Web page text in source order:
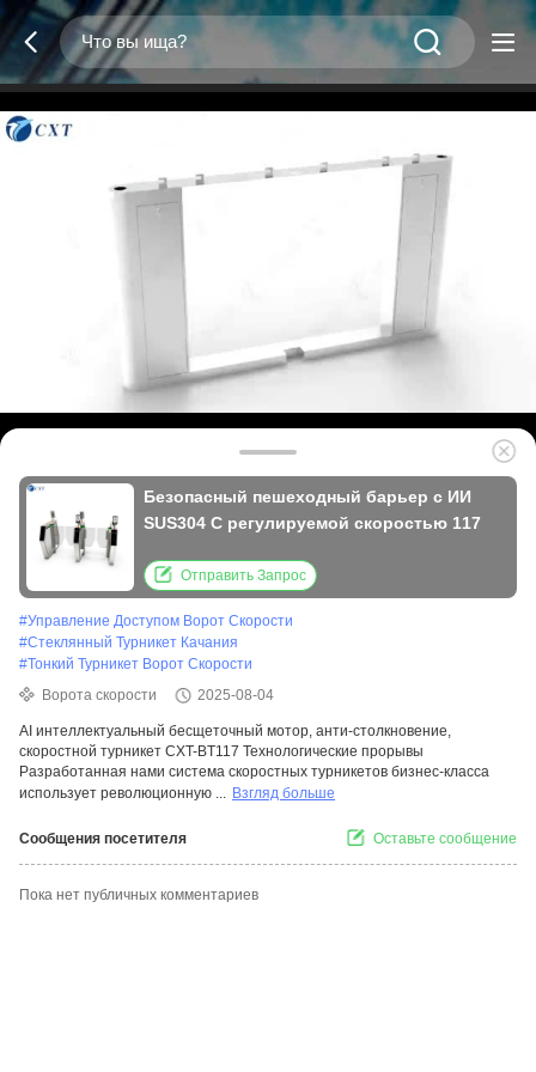
Безопасный пешеходный барьер с ИИ
SUS304 С регулируемой скоростью 117
Отправить Запрос
#Управление Доступом Ворот Скорости
#Стеклянный Турникет Качания
#Тонкий Турникет Ворот Скорости
Ворота скорости
2025-08-04
AI интеллектуальный бесщеточный мотор, анти-столкновение,
скоростной турникет CXT-BT117 Технологические прорывы
Разработанная нами система скоростных турникетов бизнес-класса
использует революционную ... Взгляд больше
Сообщения посетителя Оставьте сообщение
Пока нет публичных комментариев